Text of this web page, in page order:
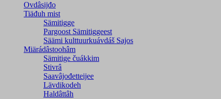
Ovdâsijđo
Tiäđuh mist
Sämitigge
Pargoost Sämitiggeest
Säämi kulttuurkuávdáš Sajos
Miärádâstoohâm
Sämitige čuákkim
Stivrâ
Saavâjođetteijee
Lävdikodeh
Haldâttâh